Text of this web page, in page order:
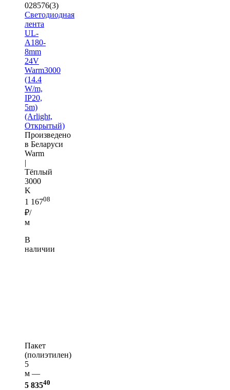
028576(3)
Светодиодная
лента
UL-
A180-
8mm
24V
Warm3000
(14.4
W/m,
IP20,
5m)
(Arlight,
Открытый)
Произведено
в Беларуси
Warm
|
Тёплый
3000
K
1 16708
₽/
м
В
наличии
Пакет
(полиэтилен)
5
м —
5 83540